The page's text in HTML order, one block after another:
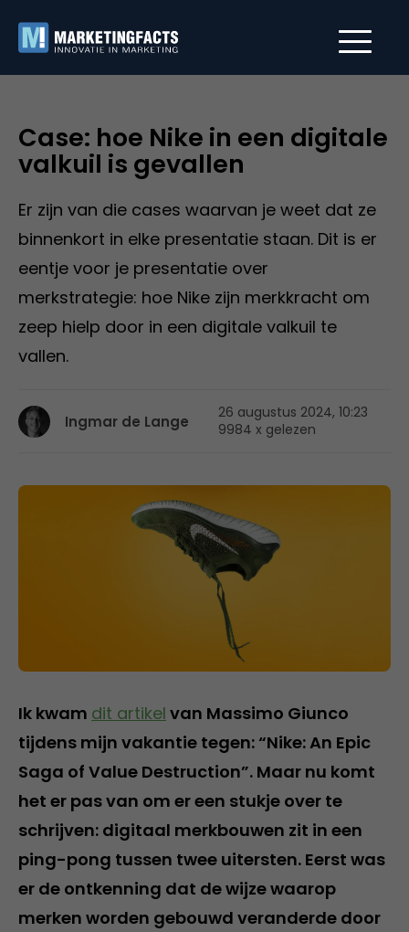
Case: hoe Nike in een digitale
valkuil is gevallen
Er zijn van die cases waarvan je weet dat ze
binnenkort in elke presentatie staan. Dit is er
eentje voor je presentatie over
merkstrategie: hoe Nike zijn merkkracht om
zeep hielp door in een digitale valkuil te
vallen.
Ingmar de Lange
26 augustus 2024, 10:23
9984 x gelezen
Ik kwam dit artikel van Massimo Giunco
tijdens mijn vakantie tegen: “Nike: An Epic
Saga of Value Destruction”. Maar nu komt
het er pas van om er een stukje over te
schrijven: digitaal merkbouwen zit in een
ping-pong tussen twee uitersten. Eerst was
er de ontkenning dat de wijze waarop
merken worden gebouwd veranderde door